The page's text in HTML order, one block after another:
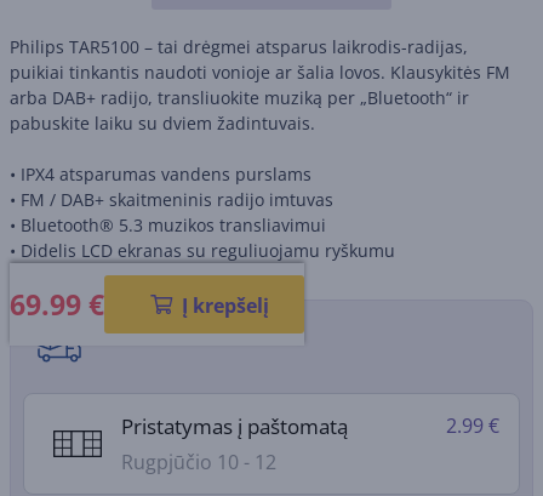
Philips TAR5100 – tai drėgmei atsparus laikrodis-radijas,
puikiai tinkantis naudoti vonioje ar šalia lovos. Klausykitės FM
arba DAB+ radijo, transliuokite muziką per „Bluetooth“ ir
pabuskite laiku su dviem žadintuvais.
• IPX4 atsparumas vandens purslams
• FM / DAB+ skaitmeninis radijo imtuvas
• Bluetooth® 5.3 muzikos transliavimui
• Didelis LCD ekranas su reguliuojamu ryškumu
69.99€ Į krepšelį
Pristatymo būdai
Pristatymas į paštomatą
Rugpjūčio 10 - 12
2.99 €